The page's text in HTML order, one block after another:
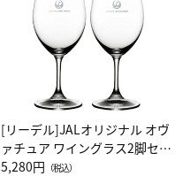
[リーデル]JALオリジナル オヴ
ァチュア ワイングラス2脚セッ
ト（レッドワイン）
5,280円 （税込）